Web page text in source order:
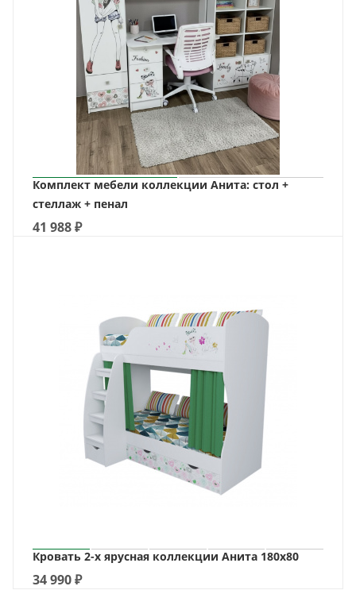
Комплект мебели коллекции Анита: стол +
стеллаж + пенал
41 988₽
Кровать 2-х ярусная коллекции Анита 180х80
34 990₽